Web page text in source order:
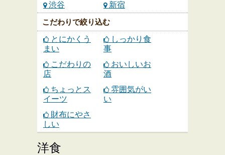
渋谷
新宿
こだわりで絞り込む
とにかくう
まい
しっかり食
事
こだわりの
店
おいしいお
酒
ちょっとス
イーツ
雰囲気がい
い
財布にやさ
しい
洋食